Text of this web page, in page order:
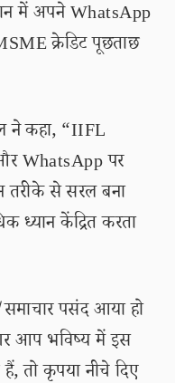
में अपने WhatsApp
क्रेडिट पूछताछ
ने कहा, “IIFL
WhatsApp पर
तरीके से सरल बना
ध्यान केंद्रित करता
पसंद आया हो
आप भविष्य में इस
तो कृपया नीचे दिए